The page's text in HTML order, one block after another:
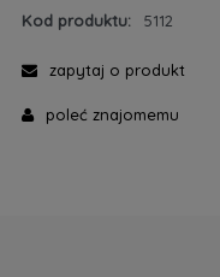
Kod produktu: 5112
zapytaj o produkt
poleć znajomemu